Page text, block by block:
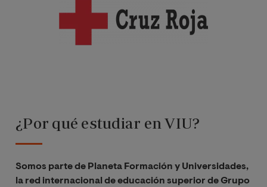
¿Por qué estudiar en VIU?
Somos parte de Planeta Formación y Universidades,
la red internacional de educación superior de Grupo